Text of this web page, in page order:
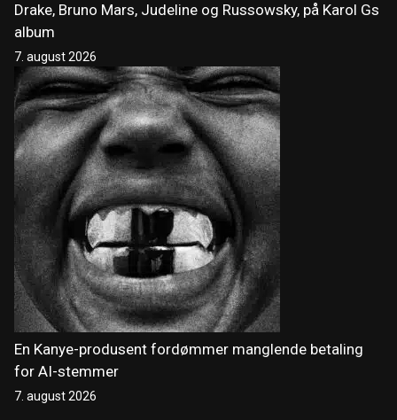
Drake, Bruno Mars, Judeline og Russowsky, på Karol Gs
album
7. august 2026
En Kanye-produsent fordømmer manglende betaling
for AI-stemmer
7. august 2026